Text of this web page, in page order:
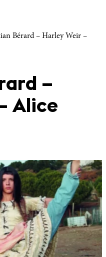
Bérard – Harley Weir –
–
Alice